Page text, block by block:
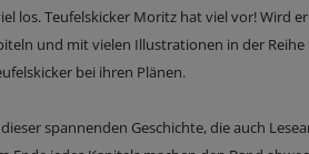
los. Teufelskicker Moritz hat viel vor! Wird
und mit vielen Illustrationen in der
bei ihren Plänen.
spannenden Geschichte, die auch